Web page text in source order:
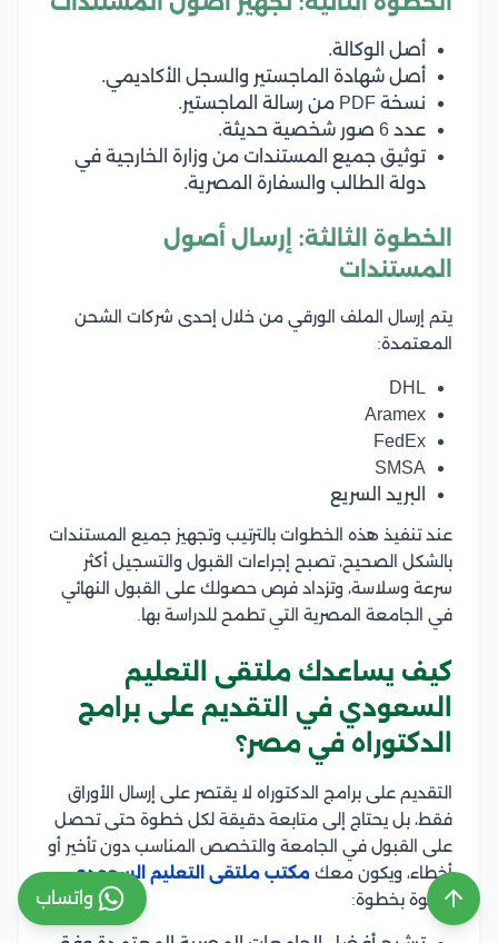
أصل الوكالة.
أصل شهادة الماجستير والسجل الأكاديمي.
نسخة PDF من رسالة الماجستير.
عدد 6 صور شخصية حديثة.
توثيق جميع المستندات من وزارة الخارجية في
دولة الطالب والسفارة المصرية.
الخطوة الثالثة: إرسال أصول
المستندات
يتم إرسال الملف الورقي من خلال إحدى شركات الشحن
المعتمدة:
DHL
Aramex
FedEx
SMSA
البريد السريع
عند تنفيذ هذه الخطوات بالترتيب وتجهيز جميع المستندات
بالشكل الصحيح، تصبح إجراءات القبول والتسجيل أكثر
سرعة وسلاسة، وتزداد فرص حصولك على القبول النهائي
في الجامعة المصرية التي تطمح للدراسة بها.
كيف يساعدك ملتقى التعليم
السعودي في التقديم على برامج
الدكتوراه في مصر؟
التقديم على برامج الدكتوراه لا يقتصر على إرسال الأوراق
فقط، بل يحتاج إلى متابعة دقيقة لكل خطوة حتى تحصل
على القبول في الجامعة والتخصص المناسب دون تأخير أو
أخطاء، ويكون معك مكتب ملتقى التعليم السعودي
خطوة بخطوة:
واتساب